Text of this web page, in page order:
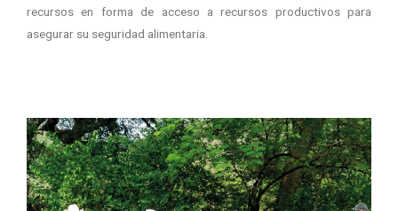
recursos en forma de acceso a recursos productivos para
asegurar su seguridad alimentaria.